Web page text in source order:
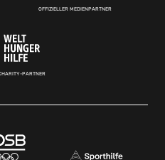
OFFIZIELLER MEDIENPARTNER
PARTNER